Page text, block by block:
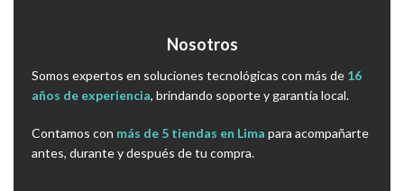
Nosotros
Somos expertos en soluciones tecnológicas con más de 16
años de experiencia, brindando soporte y garantía local.
Contamos con más de 5 tiendas en Lima para acompañarte
antes, durante y después de tu compra.